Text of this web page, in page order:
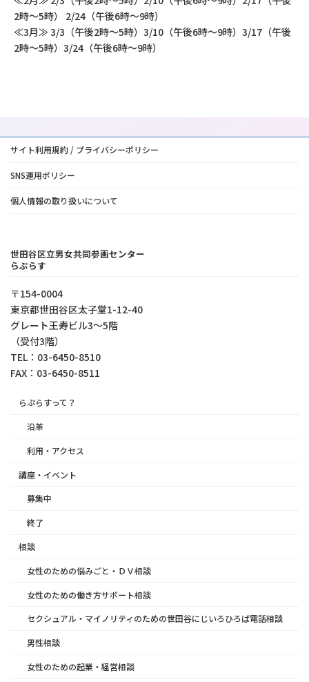
2時～5時） 2/24（午後6時～9時）
≪3月≫ 3/3（午後2時～5時）3/10（午後6時～9時）3/17（午後
2時～5時）3/24（午後6時～9時）
サイト利用規約 / プライバシーポリシー
SNS運用ポリシー
個人情報の取り扱いについて
世田谷区立男女共同参画センター
らぷらす
〒154-0004
東京都世⽥⾕区太⼦堂1-12-40
グレート王寿ビル3～5階
（受付3階）
TEL：03-6450-8510
FAX：03-6450-8511
らぷらすって？
沿革
利用・アクセス
講座・イベント
募集中
終了
相談
女性のための悩みごと・ＤＶ相談
女性のための働き方サポート相談
セクシュアル・マイノリティのための世田谷にじいろひろば電話相談
男性相談
女性のための起業・経営相談